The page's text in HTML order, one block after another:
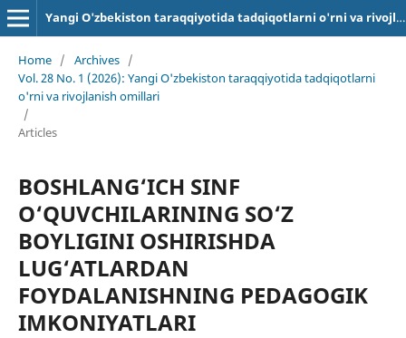
Yangi O'zbekiston taraqqiyotida tadqiqotlarni o'rni va rivojlanish omillari
Home / Archives /
Vol. 28 No. 1 (2026): Yangi O'zbekiston taraqqiyotida tadqiqotlarni
o'rni va rivojlanish omillari
/
Articles
BOSHLANG‘ICH SINF
O‘QUVCHILARINING SO‘Z
BOYLIGINI OSHIRISHDA
LUG‘ATLARDAN
FOYDALANISHNING PEDAGOGIK
IMKONIYATLARI